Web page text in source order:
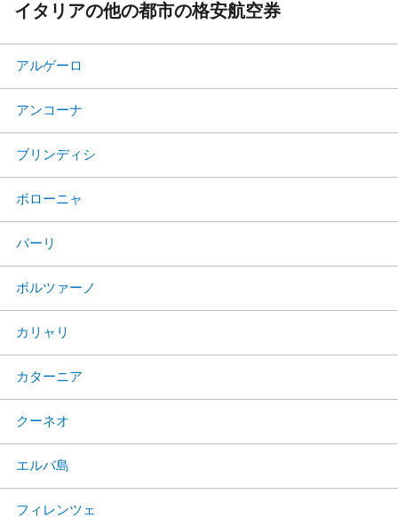
イタリアの他の都市の格安航空券
アルゲーロ
アンコーナ
ブリンディシ
ボローニャ
バーリ
ボルツァーノ
カリャリ
カターニア
クーネオ
エルバ島
フィレンツェ